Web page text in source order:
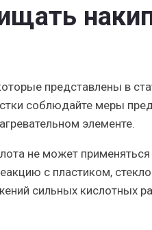
представлены в
соблюдайте меры
элементе.
не может
с пластиком,
сильных кислотных